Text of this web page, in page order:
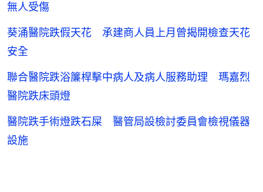
無人受傷
葵涌醫院跌假天花 承建商人員上月曾揭開檢查天花
安全
聯合醫院跌浴簾桿擊中病人及病人服務助理 瑪嘉烈
醫院跌床頭燈
醫院跌手術燈跌石屎 醫管局設檢討委員會檢視儀器
設施